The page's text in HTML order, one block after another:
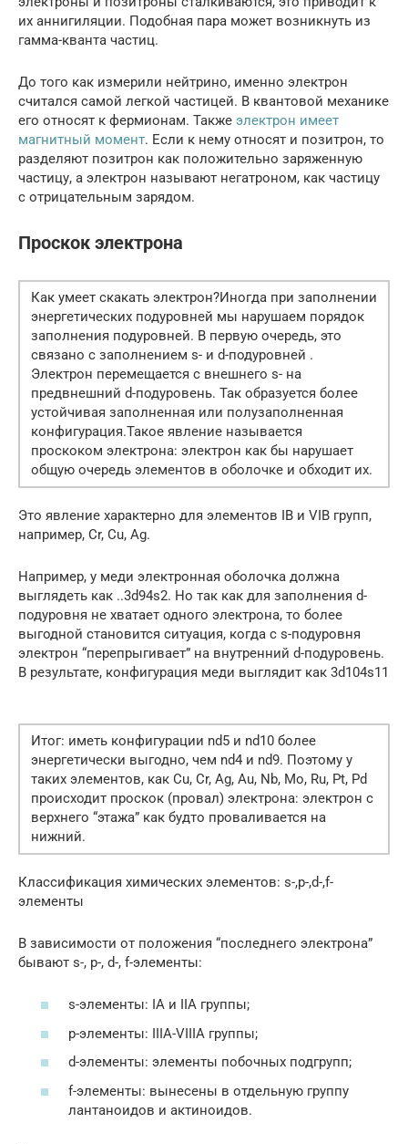
их аннигиляции. Подобная пара может возникнуть из
гамма-кванта частиц.
До того как измерили нейтрино, именно электрон
считался самой легкой частицей. В квантовой механике
его относят к фермионам. Также электрон имеет
магнитный момент. Если к нему относят и позитрон, то
разделяют позитрон как положительно заряженную
частицу, а электрон называют негатроном, как частицу
с отрицательным зарядом.
Проскок электрона
Как умеет скакать электрон?Иногда при заполнении
энергетических подуровней мы нарушаем порядок
заполнения подуровней. В первую очередь, это
связано с заполнением s- и d-подуровней .
Электрон перемещается с внешнего s- на
предвнешний d-подуровень. Так образуется более
устойчивая заполненная или полузаполненная
конфигурация.Такое явление называется
проскоком электрона: электрон как бы нарушает
общую очередь элементов в оболочке и обходит их.
Это явление характерно для элементов IB и VIB групп,
например, Cr, Cu, Ag.
Например, у меди электронная оболочка должна
выглядеть как ..3d94s2. Но так как для заполнения d-
подуровня не хватает одного электрона, то более
выгодной становится ситуация, когда с s-подуровня
электрон “перепрыгивает” на внутренний d-подуровень.
В результате, конфигурация меди выглядит как 3d104s11
Итог: иметь конфигурации nd5 и nd10 более
энергетически выгодно, чем nd4 и nd9. Поэтому у
таких элементов, как Cu, Cr, Ag, Au, Nb, Mo, Ru, Pt, Pd
происходит проскок (провал) электрона: электрон с
верхнего “этажа” как будто проваливается на
нижний.
Классификация химических элементов: s-,p-,d-,f-
элементы
В зависимости от положения “последнего электрона”
бывают s-, p-, d-, f-элементы:
s-элементы: IA и IIA группы;
p-элементы: IIIA-VIIIA группы;
d-элементы: элементы побочных подгрупп;
f-элементы: вынесены в отдельную группу
лантаноидов и актиноидов.